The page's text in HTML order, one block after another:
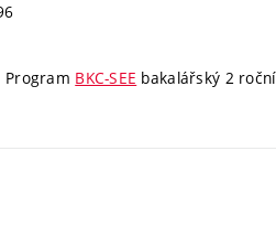
Program BKC-SEE bakalářský 2